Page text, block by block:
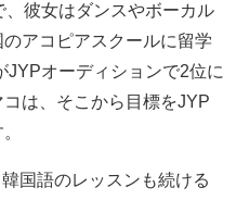
彼女はダンスやボーカル
アコピアスクールに留学
JYPオーディションで2位に
は、そこから目標をJYP
国語のレッスンも続ける